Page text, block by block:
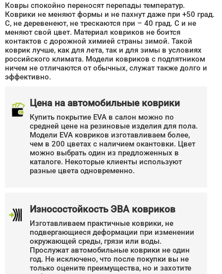
Ковры спокойно переносят перепады температур.
Коврики не меняют формы и не пахнут даже при +50 град.
С, не деревенеют, не трескаются при – 40 град. С и не
меняют свой цвет. Материал ковриков не боится
контактов с дорожной химией страны зимой. Такой
коврик лучше, как для лета, так и для зимы в условиях
российского климата. Модели ковриков с подпятником
ничем не отличаются от обычных, служат также долго и
эффективно.
Цена на автомобильные коврики
Купить покрытие EVA в салон можно по
средней цене на резиновые изделия для пола.
Модели EVA ковриков изготавливаем более,
чем в 200 цветах с наличием окантовки. Цвет
можно выбрать один из предложенных в
каталоге. Некоторые клиенты используют
разные цвета одновременно.
Износостойкость ЭВА ковриков
Изготавливаем практичные коврики, не
подвергающиеся деформации при изменении
окружающей среды, грязи или воды.
Прослужат автомобильные коврики не один
год. Не исключено, что после покупки вы не
только оцените преимущества, но и захотите